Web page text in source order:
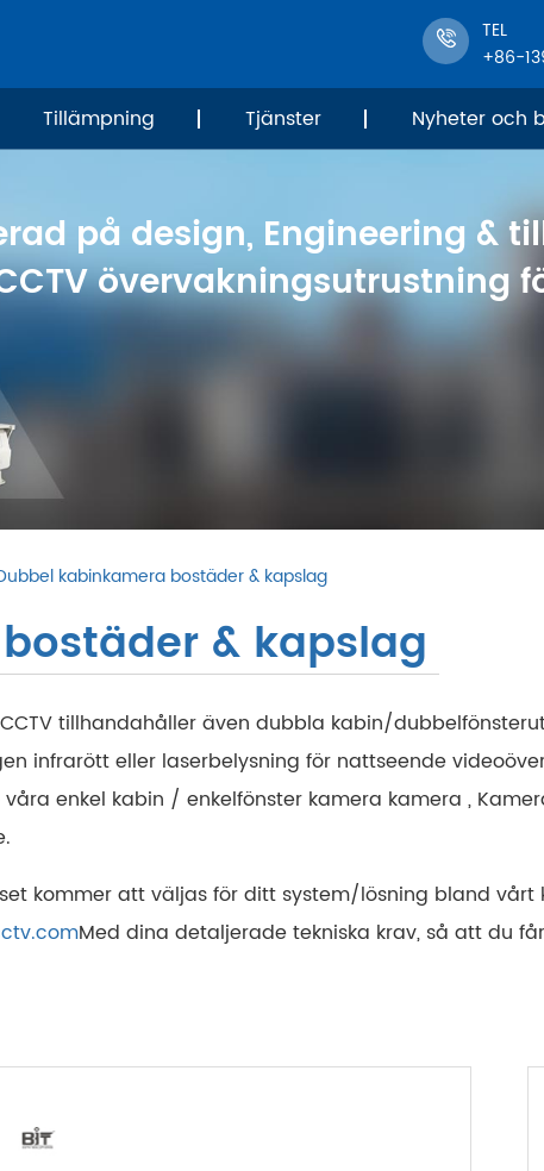
TEL
+86-
Tillämpning Tjänster Nyheter och
på design, Engineering &
övervakningsutrustning
kabinkamera bostäder & kapslag
& kapslag
tillhandahåller även dubbla kabin/
infrarött eller laserbelysning för nattseende
enkel kabin / enkelfönster kamera kamera ,
kommer att väljas för ditt system/lösning bland
Med dina detaljerade tekniska krav, så att du